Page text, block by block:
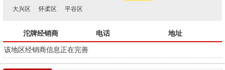
大兴区 怀柔区 平谷区
沱牌经销商 电话 地址
该地区经销商信息正在完善